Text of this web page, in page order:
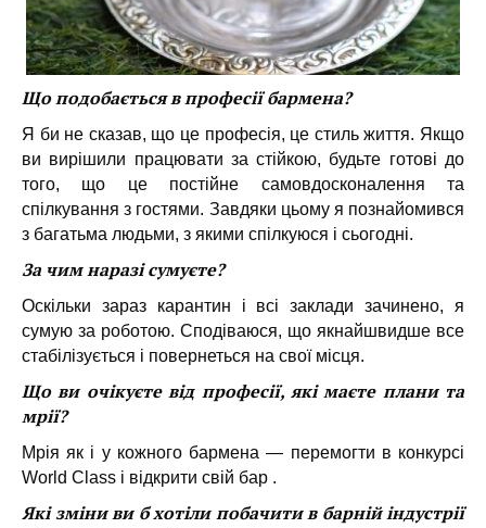
Що подобається в професії бармена?
Я би не сказав, що це професія, це стиль життя. Якщо
ви вирішили працювати за стійкою, будьте готові до
того, що це постійне самовдосконалення та
спілкування з гостями. Завдяки цьому я познайомився
з багатьма людьми, з якими спілкуюся і сьогодні.
За чим наразі сумуєте?
Оскільки зараз карантин і всі заклади зачинено, я
сумую за роботою. Сподіваюся, що якнайшвидше все
стабілізується і повернеться на свої місця.
Що ви очікуєте від професії, які маєте плани та
мрії?
Мрія як і у кожного бармена — перемогти в конкурсі
World Class і відкрити свій бар .
Які зміни ви б хотіли побачити в барній індустрії